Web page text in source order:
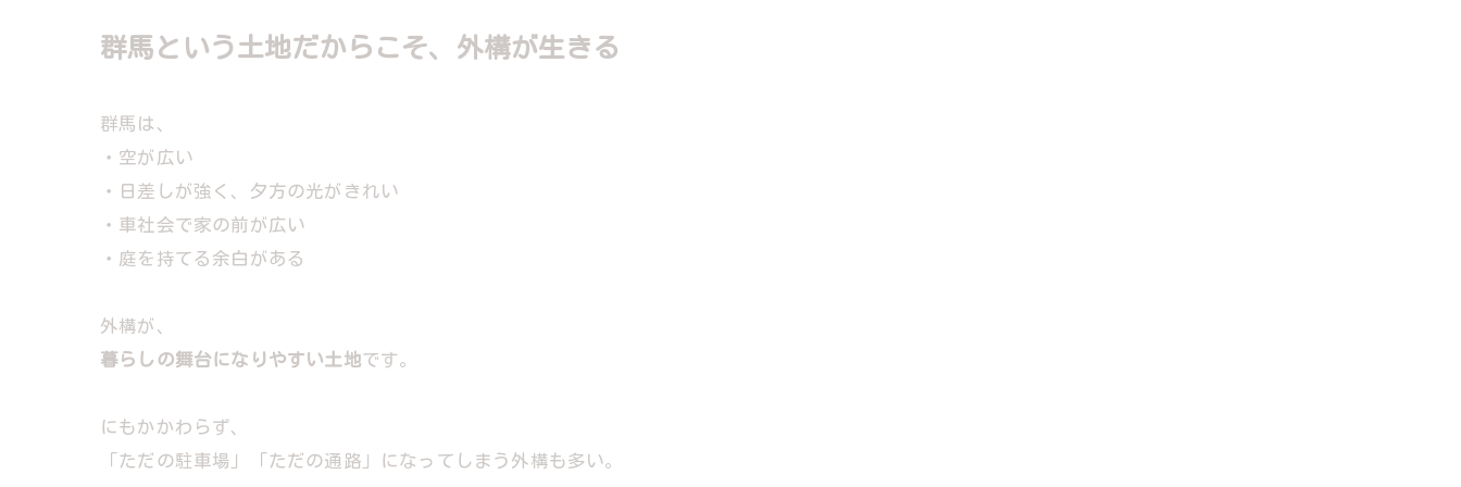
群馬という土地だからこそ、外構が生きる
群馬は、
・空が広い
・日差しが強く、夕方の光がきれい
・車社会で家の前が広い
・庭を持てる余白がある
外構が、
暮らしの舞台になりやすい土地です。
にもかかわらず、
「ただの駐車場」「ただの通路」になってしまう外構も多い。